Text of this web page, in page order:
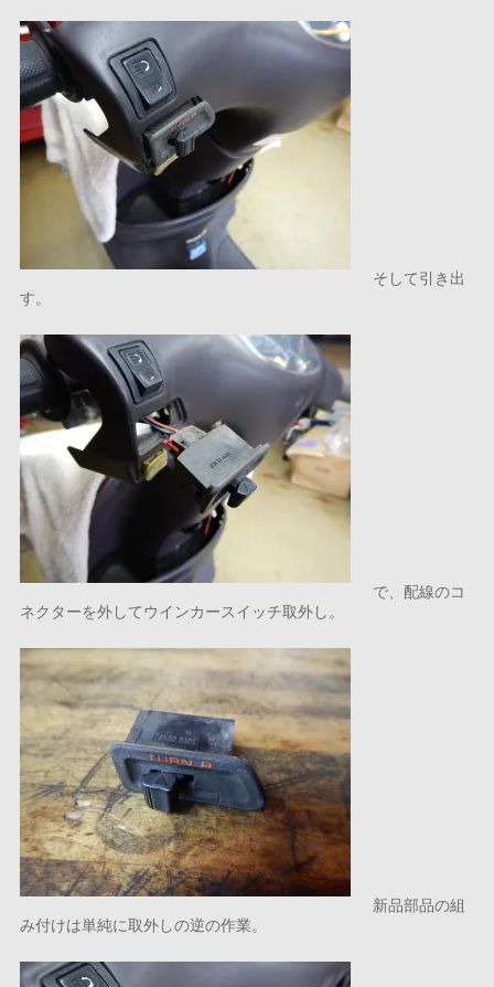
そして引き出
す。
で、配線のコ
ネクターを外してウインカースイッチ取外し。
新品部品の組
み付けは単純に取外しの逆の作業。